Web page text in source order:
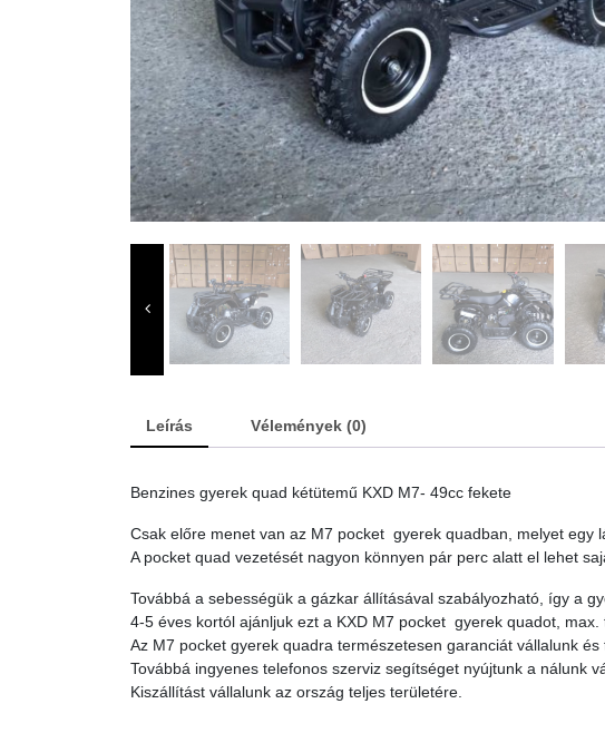
Leírás Vélemények (0)
Benzines gyerek quad kétütemű KXD M7- 49cc fekete
Csak előre menet van az M7 pocket gyerek quadban, melyet egy
A pocket quad vezetését nagyon könnyen pár perc alatt el lehet
Továbbá a sebességük a gázkar állításával szabályozható, így a
4-5 éves kortól ajánljuk ezt a KXD M7 pocket gyerek quadot, max.
Az M7 pocket gyerek quadra természetesen garanciát vállalunk
Továbbá ingyenes telefonos szerviz segítséget nyújtunk a nálunk
Kiszállítást vállalunk az ország teljes területére.